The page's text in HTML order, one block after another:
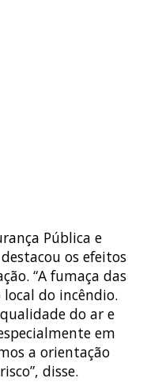
Pública e
os efeitos
“A fumaça das
do incêndio.
do ar e
em
a orientação
disse.